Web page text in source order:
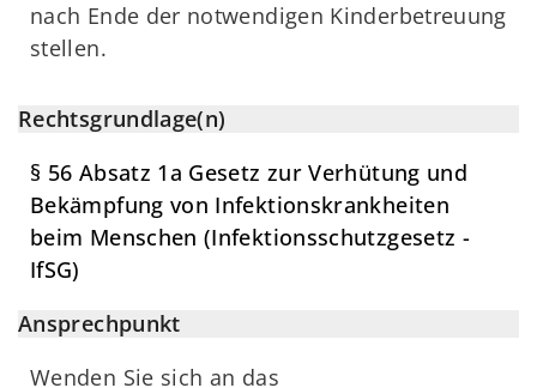
nach Ende der notwendigen Kinderbetreuung
stellen.
Rechtsgrundlage(n)
§ 56 Absatz 1a Gesetz zur Verhütung und
Bekämpfung von Infektionskrankheiten
beim Menschen (Infektionsschutzgesetz -
IfSG)
Ansprechpunkt
Wenden Sie sich an das